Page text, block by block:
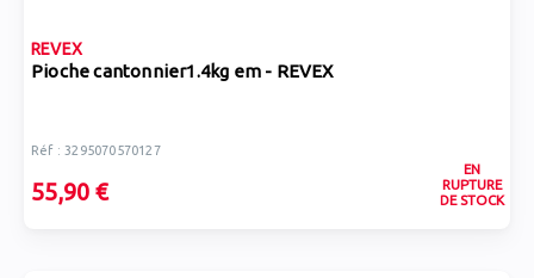
REVEX
Pioche cantonnier1.4kg em - REVEX
Réf : 3295070570127
55,90 €
EN
RUPTURE
DE STOCK